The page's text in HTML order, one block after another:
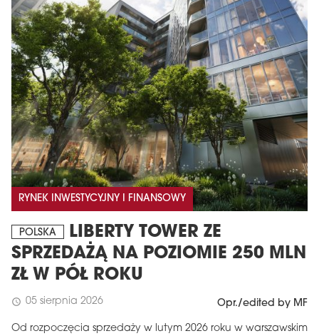
RYNEK INWESTYCYJNY I FINANSOWY
POLSKA
LIBERTY TOWER ZE
SPRZEDAŻĄ NA POZIOMIE 250 MLN
ZŁ W PÓŁ ROKU
schedule 05 sierpnia 2026 Opr./edited by MF
Od rozpoczęcia sprzedaży w lutym 2026 roku w warszawskim